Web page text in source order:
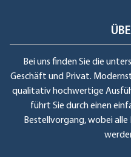
Bei uns finden Sie die
Geschäft und Privat.
qualitativ hochwertige
führt Sie durch einen
Bestellvorgang, wobei